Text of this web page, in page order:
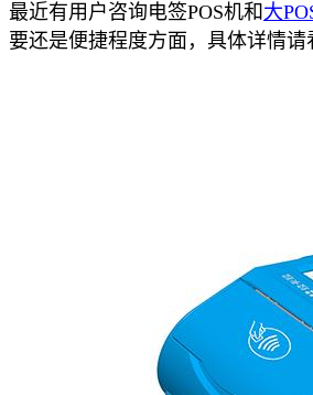
最近有用户咨询电签POS机和 大
要还是便捷程度方面，具体详情请